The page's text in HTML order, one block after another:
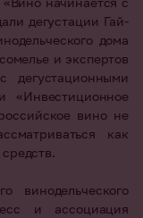
дегустации Гай-
дома
и экспертов
дегустационными
вино не
как
винодельческого
и ассоциация